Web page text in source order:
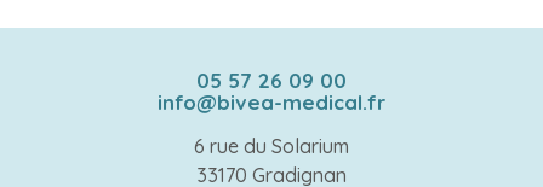
05 57 26 09 00
info@bivea-medical.fr
6 rue du Solarium
33170 Gradignan